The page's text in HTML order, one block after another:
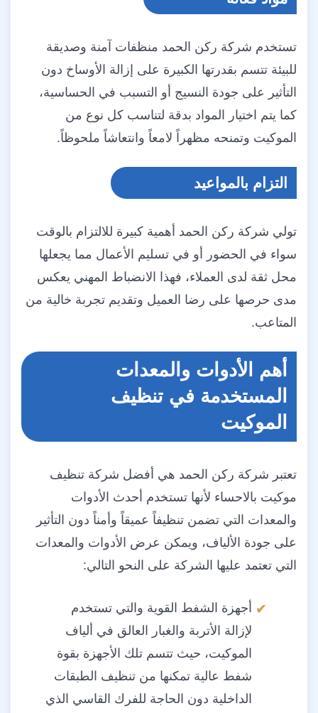
تستخدم شركة ركن الحمد منظفات آمنة وصديقة
للبيئة تتسم بقدرتها الكبيرة على إزالة الأوساخ دون
التأثير على جودة النسيج أو التسبب في الحساسية،
كما يتم اختيار المواد بدقة لتناسب كل نوع من
الموكيت وتمنحه مظهراً لامعاً وانتعاشاً ملحوظاً.
التزام بالمواعيد
تولي شركة ركن الحمد أهمية كبيرة للالتزام بالوقت
سواء في الحضور أو في تسليم الأعمال مما يجعلها
محل ثقة لدى العملاء، فهذا الانضباط المهني يعكس
مدى حرصها على رضا العميل وتقديم تجربة خالية من
المتاعب.
أهم الأدوات والمعدات
المستخدمة في تنظيف
الموكيت
تعتبر شركة ركن الحمد هي أفضل شركة تنظيف
موكيت بالاحساء لأنها تستخدم أحدث الأدوات
والمعدات التي تضمن تنظيفاً عميقاً وأمناً دون التأثير
على جودة الألياف، ويمكن عرض الأدوات والمعدات
التي تعتمد عليها الشركة على النحو التالي:
أجهزة الشفط القوية والتي تستخدم
لإزالة الأتربة والغبار العالق في ألياف
الموكيت، حيث تتسم تلك الأجهزة بقوة
شفط عالية تمكنها من تنظيف الطبقات
الداخلية دون الحاجة للفرك القاسي الذي